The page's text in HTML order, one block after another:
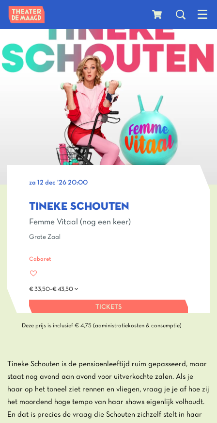
Menu
TINEKE SCHOUTEN
Femme Vitaal (nog een keer)
za 12 dec ’26 20:00
Grote Zaal
Cabaret
€ 33,50–€ 43,50
TICKETS
Deze prijs is inclusief € 4,75 (administratiekosten & consumptie)
Tineke Schouten is de pensioenleeftijd ruim gepasseerd, maar
staat nog avond aan avond voor uitverkochte zalen. Als je
haar op het toneel ziet rennen en vliegen, vraag je je af hoe zij
het moordend hoge tempo van haar shows eigenlijk volhoudt.
En dat is precies de vraag die Schouten zichzelf stelt in haar
Inzoomen